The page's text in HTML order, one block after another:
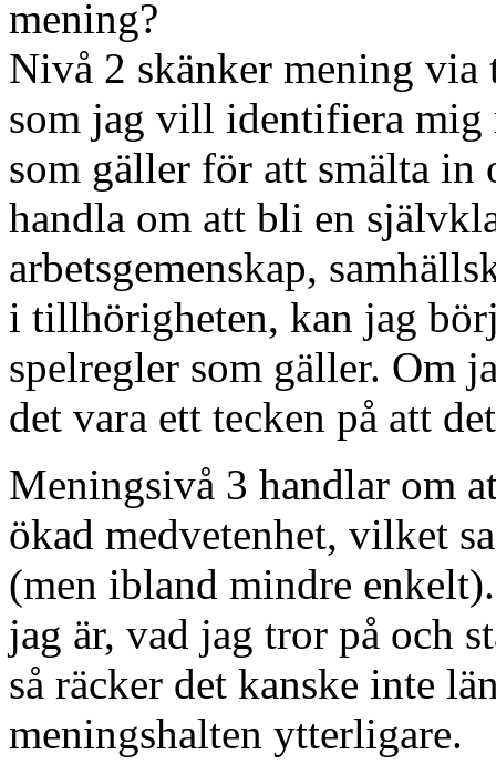
mening?
Nivå 2 skänker mening
som jag vill identifiera mig
som gäller för att smälta in
handla om att bli en
arbetsgemenskap,
i tillhörigheten, kan jag
spelregler som gäller. Om
det vara ett tecken på att
Meningsivå 3 handlar om
ökad medvetenhet, vilket
(men ibland mindre
jag är, vad jag tror på och
så räcker det kanske inte
meningshalten ytterligare.